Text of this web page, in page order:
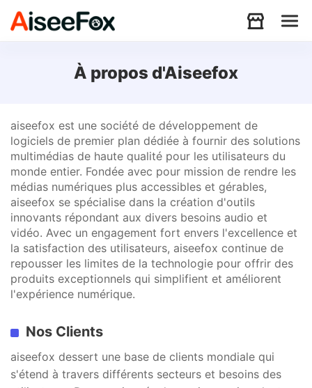
Télécharger
Ressources
Support
Store
À propos d'Aiseefox
aiseefox est une société de développement de
logiciels de premier plan dédiée à fournir des solutions
multimédias de haute qualité pour les utilisateurs du
monde entier. Fondée avec pour mission de rendre les
médias numériques plus accessibles et gérables,
aiseefox se spécialise dans la création d'outils
innovants répondant aux divers besoins audio et
vidéo. Avec un engagement fort envers l'excellence et
la satisfaction des utilisateurs, aiseefox continue de
repousser les limites de la technologie pour offrir des
produits exceptionnels qui simplifient et améliorent
l'expérience numérique.
Nos Clients
aiseefox dessert une base de clients mondiale qui
s'étend à travers différents secteurs et besoins des